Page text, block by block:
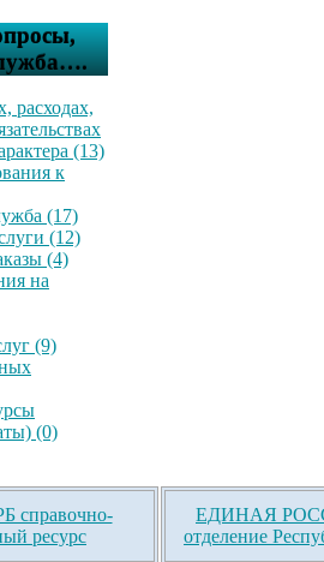
расходах,
(13)
к
(17)
(12)
(4)
на
(9)
(0)
справочно-
ресурс
ЕДИНАЯ
отделение